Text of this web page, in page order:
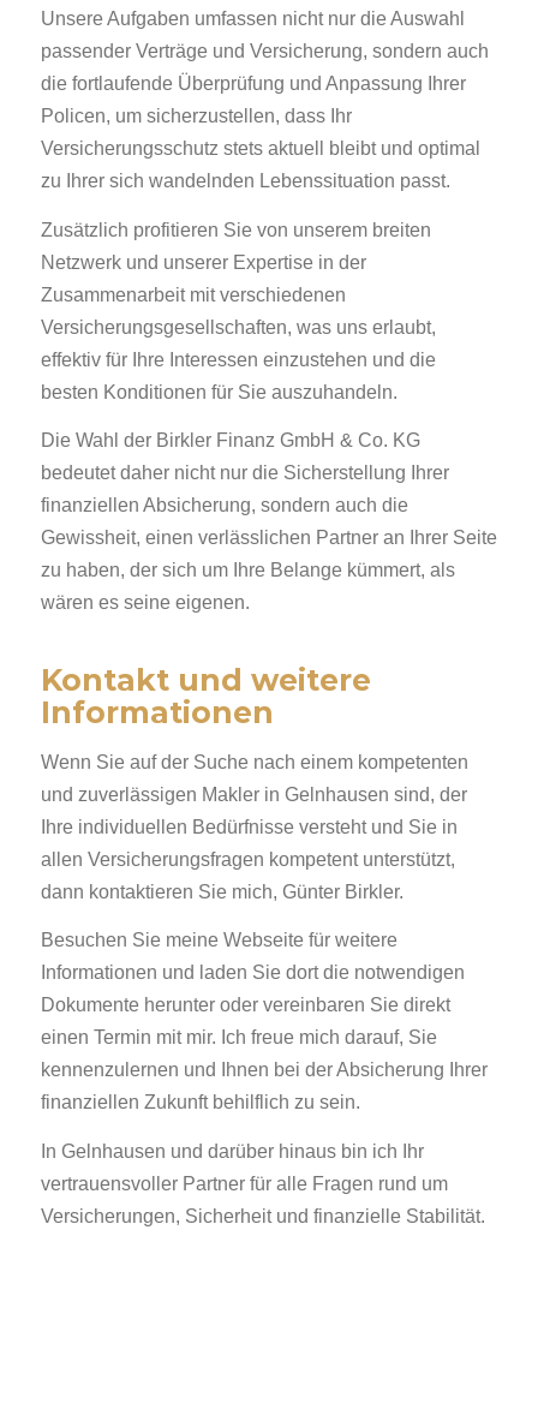
Unsere Aufgaben umfassen nicht nur die Auswahl
passender Verträge und Versicherung, sondern auch
die fortlaufende Überprüfung und Anpassung Ihrer
Policen, um sicherzustellen, dass Ihr
Versicherungsschutz stets aktuell bleibt und optimal
zu Ihrer sich wandelnden Lebenssituation passt.
Zusätzlich profitieren Sie von unserem breiten
Netzwerk und unserer Expertise in der
Zusammenarbeit mit verschiedenen
Versicherungsgesellschaften, was uns erlaubt,
effektiv für Ihre Interessen einzustehen und die
besten Konditionen für Sie auszuhandeln.
Die Wahl der Birkler Finanz GmbH & Co. KG
bedeutet daher nicht nur die Sicherstellung Ihrer
finanziellen Absicherung, sondern auch die
Gewissheit, einen verlässlichen Partner an Ihrer Seite
zu haben, der sich um Ihre Belange kümmert, als
wären es seine eigenen.
Kontakt und weitere
Informationen
Wenn Sie auf der Suche nach einem kompetenten
und zuverlässigen Makler in Gelnhausen sind, der
Ihre individuellen Bedürfnisse versteht und Sie in
allen Versicherungsfragen kompetent unterstützt,
dann kontaktieren Sie mich, Günter Birkler.
Besuchen Sie meine Webseite für weitere
Informationen und laden Sie dort die notwendigen
Dokumente herunter oder vereinbaren Sie direkt
einen Termin mit mir. Ich freue mich darauf, Sie
kennenzulernen und Ihnen bei der Absicherung Ihrer
finanziellen Zukunft behilflich zu sein.
In Gelnhausen und darüber hinaus bin ich Ihr
vertrauensvoller Partner für alle Fragen rund um
Versicherungen, Sicherheit und finanzielle Stabilität.